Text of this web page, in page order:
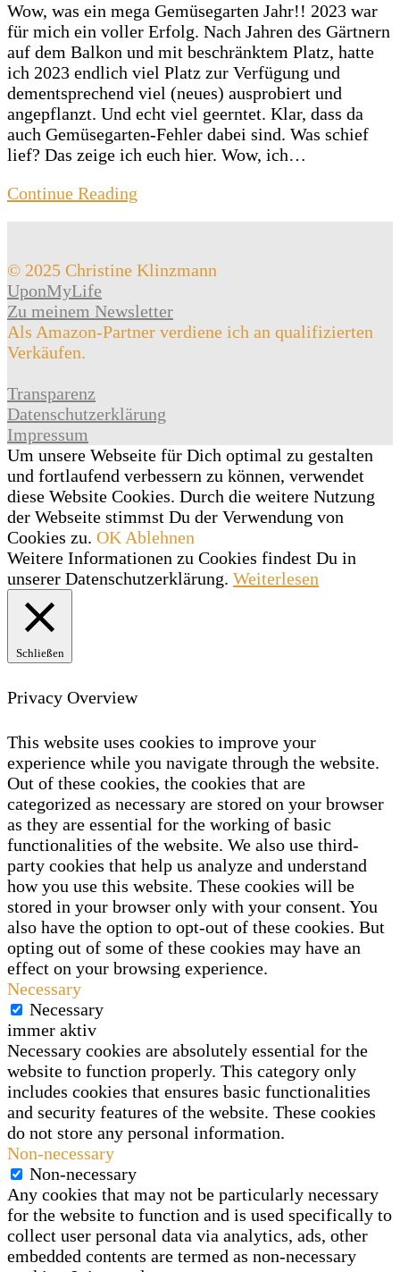
Wow, was ein mega Gemüsegarten Jahr!! 2023 war
für mich ein voller Erfolg. Nach Jahren des Gärtnern
auf dem Balkon und mit beschränktem Platz, hatte
ich 2023 endlich viel Platz zur Verfügung und
dementsprechend viel (neues) ausprobiert und
angepflanzt. Und echt viel geerntet. Klar, dass da
auch Gemüsegarten-Fehler dabei sind. Was schief
lief? Das zeige ich euch hier. Wow, ich…
Continue Reading
© 2025 Christine Klinzmann
UponMyLife
Zu meinem Newsletter
Als Amazon-Partner verdiene ich an qualifizierten
Verkäufen.
Transparenz
Datenschutzerklärung
Impressum
Um unsere Webseite für Dich optimal zu gestalten
und fortlaufend verbessern zu können, verwendet
diese Website Cookies. Durch die weitere Nutzung
der Webseite stimmst Du der Verwendung von
Cookies zu. OK Ablehnen
Weitere Informationen zu Cookies findest Du in
unserer Datenschutzerklärung. Weiterlesen
Schließen
Privacy Overview
This website uses cookies to improve your
experience while you navigate through the website.
Out of these cookies, the cookies that are
categorized as necessary are stored on your browser
as they are essential for the working of basic
functionalities of the website. We also use third-
party cookies that help us analyze and understand
how you use this website. These cookies will be
stored in your browser only with your consent. You
also have the option to opt-out of these cookies. But
opting out of some of these cookies may have an
effect on your browsing experience.
Necessary
Necessary
immer aktiv
Necessary cookies are absolutely essential for the
website to function properly. This category only
includes cookies that ensures basic functionalities
and security features of the website. These cookies
do not store any personal information.
Non-necessary
Non-necessary
Any cookies that may not be particularly necessary
for the website to function and is used specifically to
collect user personal data via analytics, ads, other
embedded contents are termed as non-necessary